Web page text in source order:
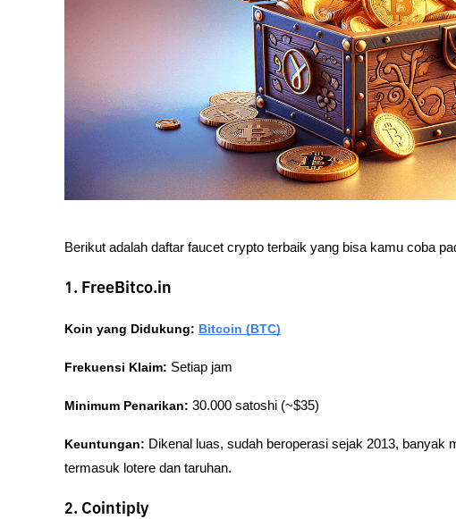
Berikut adalah daftar faucet crypto terbaik yang bisa kamu coba
1. FreeBitco.in
Koin yang Didukung: Bitcoin (BTC)
Frekuensi Klaim: Setiap jam
Minimum Penarikan: 30.000 satoshi (~$35)
Keuntungan: Dikenal luas, sudah beroperasi sejak 2013, banyak
termasuk lotere dan taruhan.
2. Cointiply